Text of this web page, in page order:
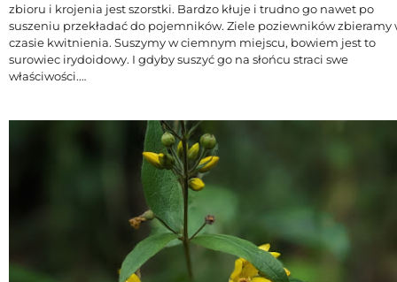
zbioru i krojenia jest szorstki. Bardzo kłuje i trudno go nawet po
suszeniu przekładać do pojemników. Ziele poziewników zbieramy
czasie kwitnienia. Suszymy w ciemnym miejscu, bowiem jest to
surowiec irydoidowy. I gdyby suszyć go na słońcu straci swe
właściwości.…